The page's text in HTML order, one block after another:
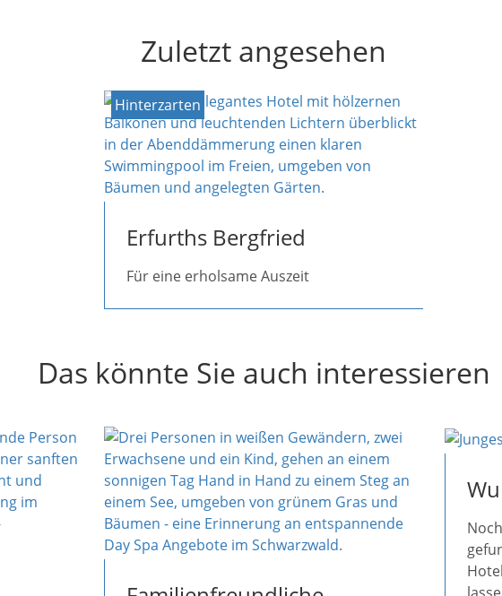
Zuletzt angesehen
Hinterzarten
Erfurths Bergfried
Für eine erholsame Auszeit
Das könnte Sie auch interessieren